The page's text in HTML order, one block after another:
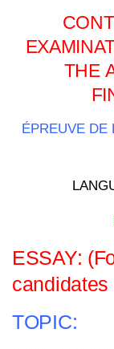
THE
ÉPREUVE DE
ESSAY:
candidates
TOPIC: